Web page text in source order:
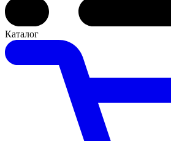
Каталог